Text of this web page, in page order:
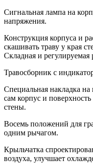
Сигнальная лампа на
напряжения.
Конструкция корпуса и
скашивать траву у края
Складная и регулируемая
Травосборник с
Специальная накладка на
сам корпус и
стены.
Восемь положений для
одним рычагом.
Крыльчатка
воздуха, улучшает